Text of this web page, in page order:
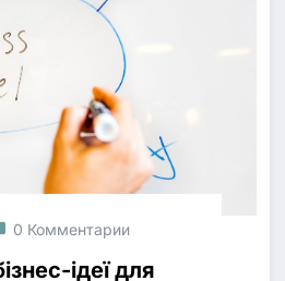
0 Комментарии
ідеї для